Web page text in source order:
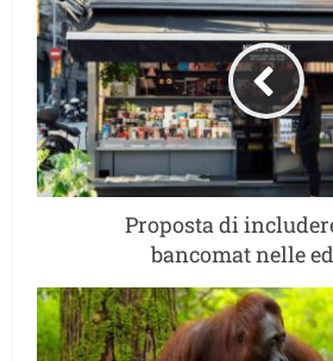
Proposta di
bancomat nelle